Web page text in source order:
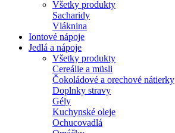
Všetky produkty
Sacharidy
Vláknina
Iontové nápoje
Jedlá a nápoje
Všetky produkty
Cereálie a müsli
Čokoládové a orechové nátierky
Doplnky stravy
Gély
Kuchynské oleje
Ochucovadlá